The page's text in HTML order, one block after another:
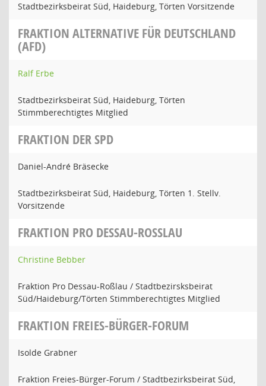
Stadtbezirksbeirat Süd, Haideburg, Törten Vorsitzende
FRAKTION ALTERNATIVE FÜR DEUTSCHLAND
(AFD)
Ralf Erbe
Stadtbezirksbeirat Süd, Haideburg, Törten
Stimmberechtigtes Mitglied
FRAKTION DER SPD
Daniel-André Bräsecke
Stadtbezirksbeirat Süd, Haideburg, Törten 1. Stellv.
Vorsitzende
FRAKTION PRO DESSAU-ROSSLAU
Christine Bebber
Fraktion Pro Dessau-Roßlau / Stadtbezirsksbeirat
Süd/Haideburg/Törten Stimmberechtigtes Mitglied
FRAKTION FREIES-BÜRGER-FORUM
Isolde Grabner
Fraktion Freies-Bürger-Forum / Stadtbezirksbeirat Süd,